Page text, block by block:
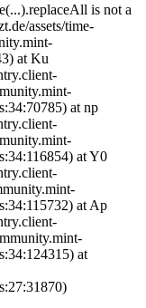
is not a
assets/time-
at Ku
at np
at Y0
at Ap
at